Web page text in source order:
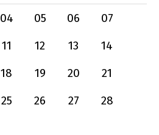
04 05 06
07
11 12 13
14
18 19 20
21
25 26 27
28